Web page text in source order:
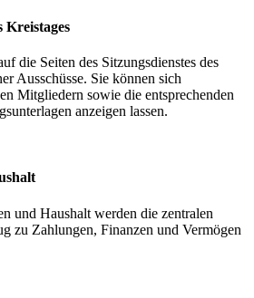
Kreistages
die Seiten des Sitzungsdienstes des
Ausschüsse. Sie können sich
Mitgliedern sowie die entsprechenden
anzeigen lassen.
und Haushalt werden die zentralen
zu Zahlungen, Finanzen und Vermögen